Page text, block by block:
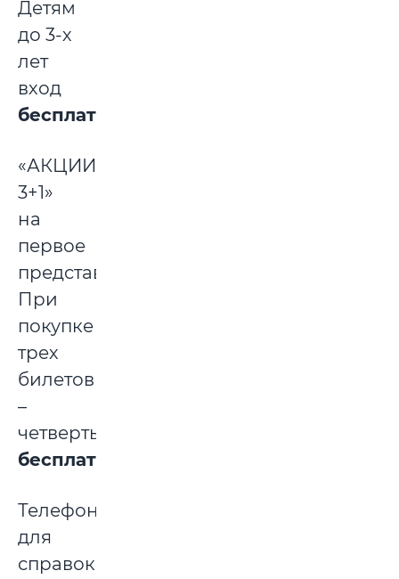
Детям
до 3-х
лет
вход
бесплатный
«АКЦИИЯ
3+1»
на
первое
представление.
При
покупке
трех
билетов
–
четвертый
бесплатно
Телефоны
для
справок: